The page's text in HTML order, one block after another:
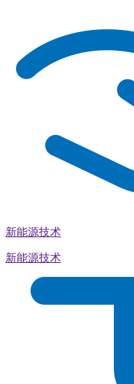
新能源技术
新能源技术